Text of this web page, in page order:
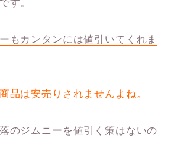
す。
もカンタンには値引いてくれま
品は安売りされませんよね。
のジムニーを値引く策はないの